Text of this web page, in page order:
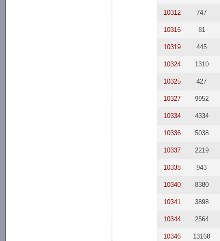
10312 747
10316 81
10319 445
10324 1310
10325 427
10327 9952
10334 4334
10336 5038
10337 2219
10338 943
10340 8380
10341 3898
10344 2564
10346 13168